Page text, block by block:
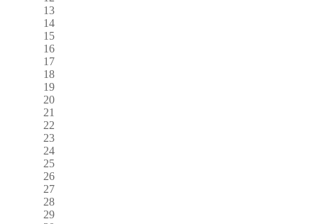
13
14
15
16
17
18
19
20
21
22
23
24
25
26
27
28
29